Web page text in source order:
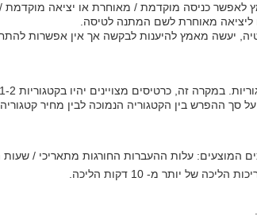
לאפשר כניסה מוקדמת / מאוחרת או יציאה מוקדמת
ליציאה מאוחרת לשם המתנה לטיסה.
סך ההפרש בין הקטגוריה הנמוכה לבין מחיר
עלות ההעברות החורגות מתאריכי / שעות
יותר מ- 10 דקות הליכה.